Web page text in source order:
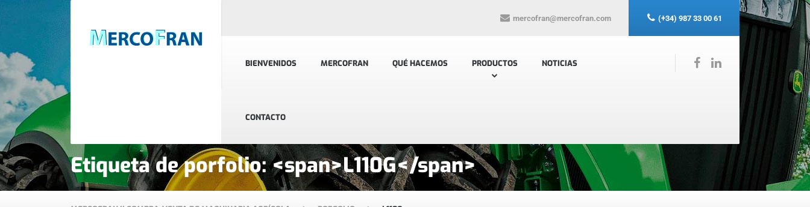
BIENVENIDOS MERCOFRAN QUÉ HACEMOS PRODUCTOS NOTICIAS
CONTACTO
mercofran@mercofran.com (+34) 987 33 00 61
Etiqueta de porfolio: <span>L110G</span>